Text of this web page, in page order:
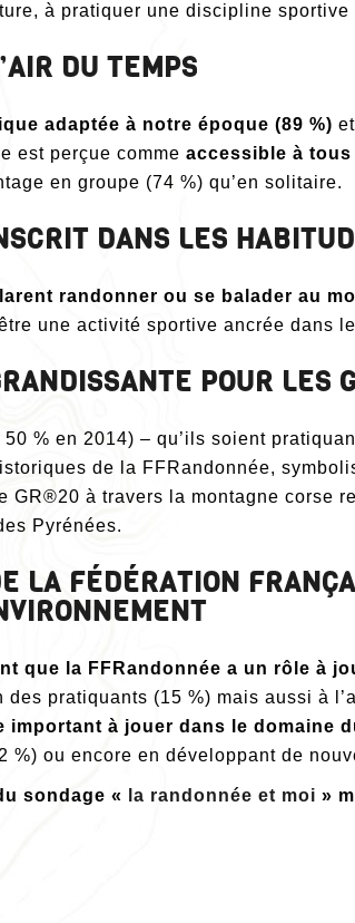
à pratiquer une discipline
DU TEMPS
adaptée à notre époque (89 %)
est perçue comme accessible à tous
en groupe (74 %) qu’en solitaire.
DANS LES
randonner ou se balader au
une activité sportive ancrée dans
POUR LES
50 % en 2014) – qu’ils soient
de la FFRandonnée,
GR®20 à travers la montagne corse
Pyrénées.
LA FÉDÉRATION
que la FFRandonnée a un rôle à
pratiquants (15 %) mais aussi à
important à jouer dans le domaine
ou encore en développant de
sondage « la randonnée et moi »